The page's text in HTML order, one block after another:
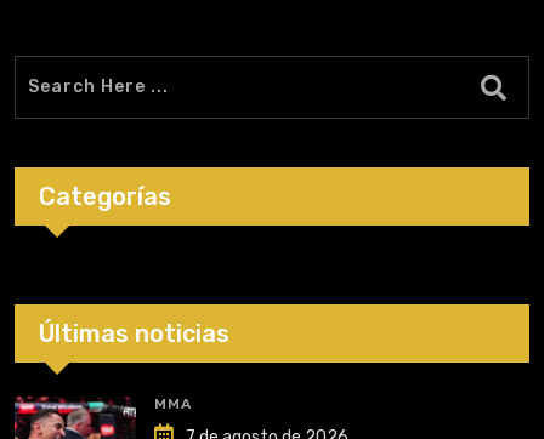
Categorías
Últimas noticias
MMA